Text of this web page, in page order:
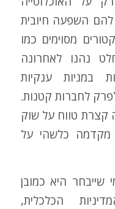
השפעה חיובית
מסוימים כמו
נהנו לאחרונה
במניות ענקיות
לחברות קטנות.
קצרת טווח על שוק
מקדמה כלשהי על
היא כמובן
הכלכלית,